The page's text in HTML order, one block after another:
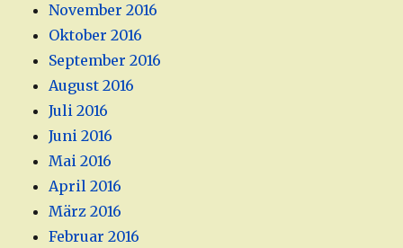
November 2016
Oktober 2016
September 2016
August 2016
Juli 2016
Juni 2016
Mai 2016
April 2016
März 2016
Februar 2016